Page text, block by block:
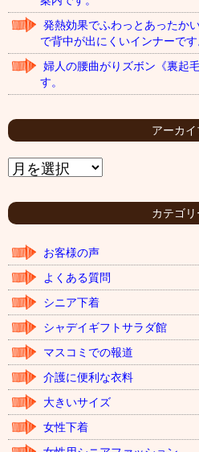
発熱効果でふわっとあったか
で背中が出にくいインナーです
婦人の腰曲がりズボン《裏起
す。
アーカイ
ア
ー
イ
カテゴリ
お客様の声
よくある質問
シニア下着
シャデイギフトサラダ館
マスコミでの報道
介護に便利な衣料
大きいサイズ
女性下着